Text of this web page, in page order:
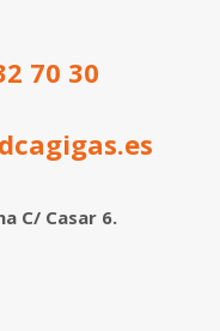
70 30
C/ Casar 6.